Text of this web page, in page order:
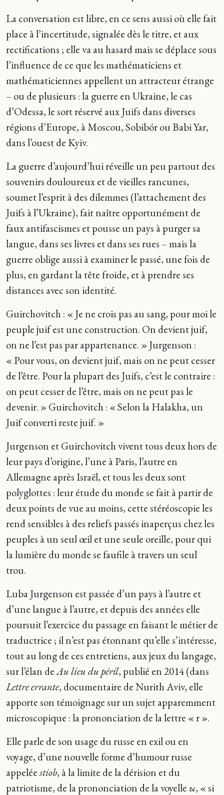
La conversation est libre, en ce sens aussi où elle fait
place à l’incertitude, signalée dès le titre, et aux
rectifications ; elle va au hasard mais se déplace sous
l’influence de ce que les mathématiciens et
mathématiciennes appellent un attracteur étrange
– ou de plusieurs : la guerre en Ukraine, le cas
d’Odessa, le sort réservé aux Juifs dans diverses
régions d’Europe, à Moscou, Sobibór ou Babi Yar,
dans l’ouest de Kyiv.
La guerre d’aujourd’hui réveille un peu partout des
souvenirs douloureux et de vieilles rancunes,
soumet l’esprit à des dilemmes (l’attachement des
Juifs à l’Ukraine), fait naître opportunément de
faux antifascismes et pousse un pays à purger sa
langue, dans ses livres et dans ses rues – mais la
guerre oblige aussi à examiner le passé, une fois de
plus, en gardant la tête froide, et à prendre ses
distances avec son identité.
Guirchovitch : « Je ne crois pas au sang, pour moi le
peuple juif est une construction. On devient juif,
on ne l’est pas par appartenance. » Jurgenson :
« Pour vous, on devient juif, mais on ne peut cesser
de l’être. Pour la plupart des Juifs, c’est le contraire :
on peut cesser de l’être, mais on ne peut pas le
devenir. » Guirchovitch : « Selon la Halakha, un
Juif converti reste juif. »
Jurgenson et Guirchovitch vivent tous deux hors de
leur pays d’origine, l’une à Paris, l’autre en
Allemagne après Israël, et tous les deux sont
polyglottes : leur étude du monde se fait à partir de
deux points de vue au moins, cette stéréoscopie les
rend sensibles à des reliefs passés inaperçus chez les
peuples à un seul œil et une seule oreille, pour qui
la lumière du monde se faufile à travers un seul
trou.
Luba Jurgenson est passée d’un pays à l’autre et
d’une langue à l’autre, et depuis des années elle
poursuit l’exercice du passage en faisant le métier de
traductrice ; il n’est pas étonnant qu’elle s’intéresse,
tout au long de ces entretiens, aux jeux du langage,
sur l’élan deAu lieu du péril, publié en 2014 (dans
Lettre errante, documentaire de Nurith Aviv, elle
apporte son témoignage sur un sujet apparemment
microscopique : la prononciation de la lettre « r ».
Elle parle de son usage du russe en exil ou en
voyage, d’une nouvelle forme d’humour russe
appeléestiob, à la limite de la dérision et du
patriotisme, de la prononciation de la voyelle ы, « si